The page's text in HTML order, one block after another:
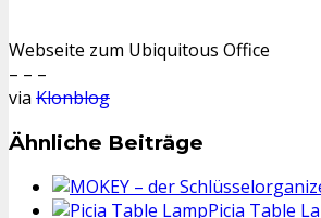
Webseite zum Ubiquitous Office
– – –
via Klonblog
Ähnliche Beiträge
Picia Table